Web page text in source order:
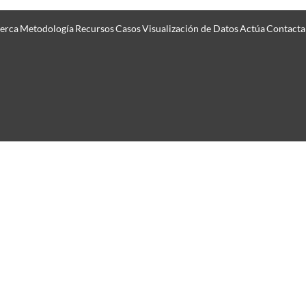
MetodologíaRecursosCasosVisualización de DatosActúaContacta